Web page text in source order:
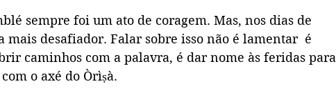
sempre foi um ato de coragem. Mas, nos dias de
mais desafiador. Falar sobre isso não é lamentar  é
caminhos com a palavra, é dar nome às feridas para
o axé do Òrìṣà.